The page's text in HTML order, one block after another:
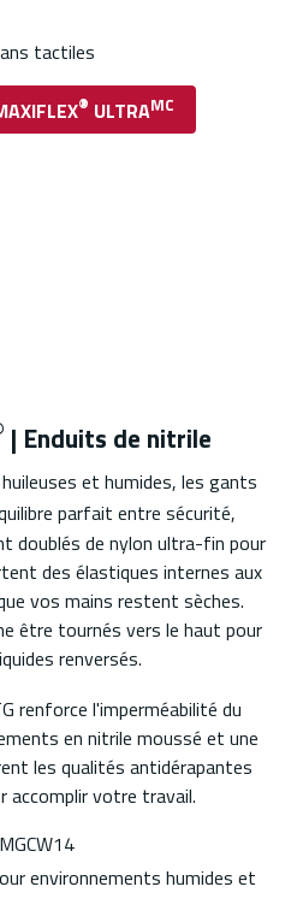
tactiles
® ULTRAMC
| Enduits de nitrile
et humides, les gants
parfait entre sécurité,
doublés de nylon ultra-fin pour
des élastiques internes aux
vos mains restent sèches.
être tournés vers le haut pour
renversés.
renforce l'imperméabilité du
en nitrile moussé et une
les qualités antidérapantes
accomplir votre travail.
environnements humides et